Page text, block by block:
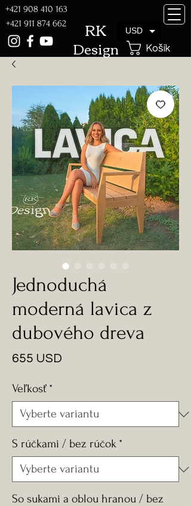
Design
RK
+421 908 410 163
Košík
+421 911 874 662
Jednoduchá
moderná lavica z
dubového dreva
655 USD
Veľkosť *
S rúčkami / bez rúčok *
So sukami a oblou hranou / bez
USD